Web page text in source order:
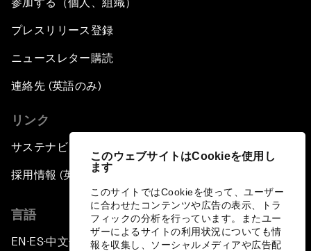
このウェブサイトはCookieを使用し
ます
このサイトではCookieを使って、ユーザー
に合わせたコンテンツや広告の表示、トラ
フィックの分析を行っています。またユー
ザーによるサイトの利用状況についても情
報を収集し、ソーシャルメディアや広告配
プレスリリース登録
ニュースレター購読
連絡先 (英語のみ)
リンク
サステナビリティへの取り組み
採用情報 (英語のみ)
言語
EN ▪ES▪中文▪ 日本語